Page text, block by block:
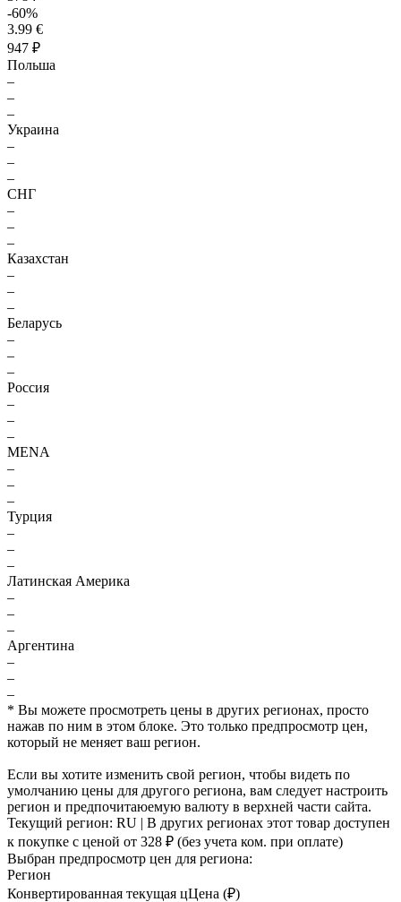
-60%
3.99 €
947 ₽
Польша
–
–
–
Украина
–
–
–
СНГ
–
–
–
Казахстан
–
–
–
Беларусь
–
–
–
Россия
–
–
–
MENA
–
–
–
Турция
–
–
–
Латинская Америка
–
–
–
Аргентина
–
–
–
* Вы можете просмотреть цены в других регионах, просто
нажав по ним в этом блоке. Это только предпросмотр цен,
который не меняет ваш регион.
Если вы хотите изменить свой регион, чтобы видеть по
умолчанию цены для другого региона, вам следует настроить
регион и предпочитаюемую валюту в верхней части сайта.
Текущий регион: RU | В других регионах этот товар доступен
к покупке с ценой от 328 ₽ (без учета ком. при оплате)
Выбран предпросмотр цен для региона:
Регион
Конвертированная текущая цЦена (₽)